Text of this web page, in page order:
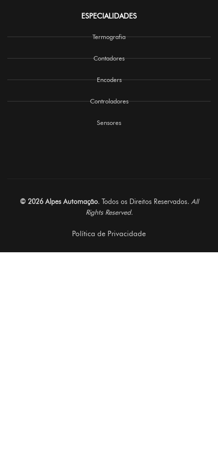
ESPECIALIDADES
Termografia
Contadores
Encoders
Controladores
Sensores
© 2026 Alpes Automação. Todos os Direitos Reservados. All
Rights Reserved.
Política de Privacidade